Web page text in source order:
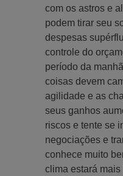
com os astros e
podem tirar seu
despesas
controle do
período da
coisas devem
agilidade e as
seus ganhos
riscos e tente se
negociações e
conhece muito
clima estará